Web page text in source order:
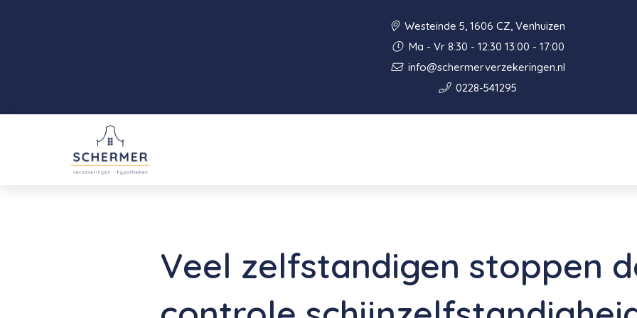
Westeinde 5, 1606 CZ, Venhuizen
Ma - Vr 8:30 - 12:30 13:00 - 17:00
info@schermerverzekeringen.nl
0228-541295
Veel zelfstandigen stoppen